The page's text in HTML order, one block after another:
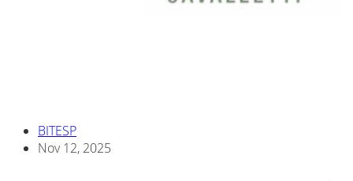
BITESP
Nov 12, 2025